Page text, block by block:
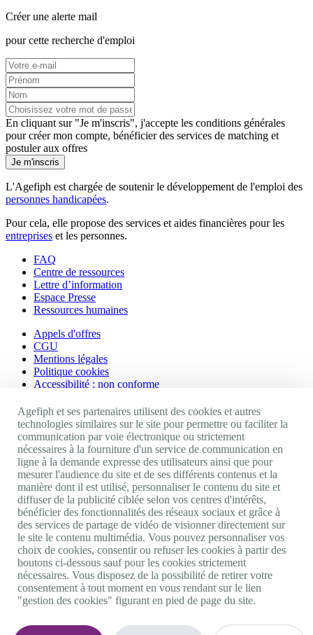
Créer une alerte mail
pour cette recherche d'emploi
En cliquant sur "Je m'inscris", j'accepte les conditions générales
pour créer mon compte, bénéficier des services de matching et
postuler aux offres
Je m'inscris
L'Agefiph est chargée de soutenir le développement de l'emploi des
personnes handicapées.
Pour cela, elle propose des services et aides financières pour les
entreprises et les personnes.
FAQ
Centre de ressources
Lettre d’information
Espace Presse
Ressources humaines
Appels d'offres
CGU
Mentions légales
Politique cookies
Accessibilité : non conforme
Nos autres sites
Site portail Agefiph
Activateur de progrès
Handinnov
Innovation et recherche
Université du RRH
Service AppuiPro
Nous suivre
Youtube
Linkedin
Facebook
Twitter
0 800 11 10 09Services & appel gratuitsDe 9h à 18h.
Agefiph et ses partenaires utilisent des cookies et autres
technologies similaires sur le site pour permettre ou faciliter la
communication par voie électronique ou strictement
nécessaires à la fourniture d'un service de communication en
ligne à la demande expresse des utilisateurs ainsi que pour
mesurer l'audience du site et de ses différents contenus et la
manière dont il est utilisé, personnaliser le contenu du site et
diffuser de la publicité ciblée selon vos centres d'intérêts,
bénéficier des fonctionnalités des réseaux sociaux et grâce à
des services de partage de vidéo de visionner directement sur
le site le contenu multimédia. Vous pouvez personnaliser vos
choix de cookies, consentir ou refuser les cookies à partir des
boutons ci-dessous sauf pour les cookies strictement
nécessaires. Vous disposez de la possibilité de retirer votre
consentement à tout moment en vous rendant sur le lien
"gestion des cookies" figurant en pied de page du site.